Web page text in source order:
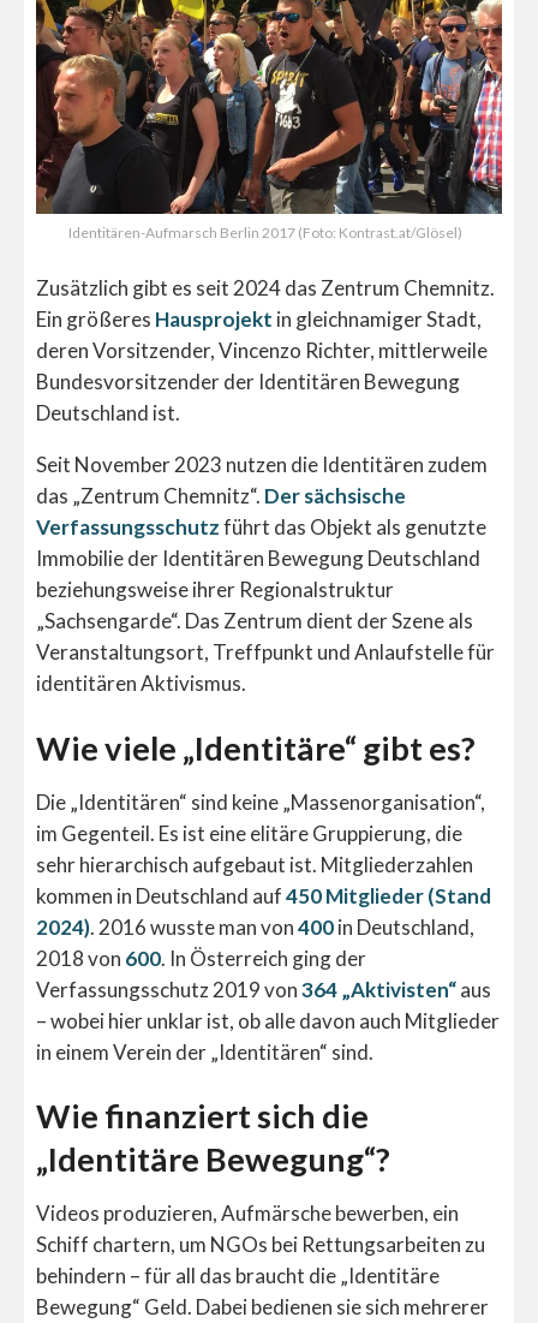
Identitären-Aufmarsch Berlin 2017 (Foto: Kontrast.at/Glösel)
Zusätzlich gibt es seit 2024 das Zentrum Chemnitz.
Ein größeres Hausprojekt in gleichnamiger Stadt,
deren Vorsitzender, Vincenzo Richter, mittlerweile
Bundesvorsitzender der Identitären Bewegung
Deutschland ist.
Seit November 2023 nutzen die Identitären zudem
das „Zentrum Chemnitz“. Der sächsische
Verfassungsschutzführt das Objekt als genutzte
Immobilie der Identitären Bewegung Deutschland
beziehungsweise ihrer Regionalstruktur
„Sachsengarde“. Das Zentrum dient der Szene als
Veranstaltungsort, Treffpunkt und Anlaufstelle für
identitären Aktivismus.
Wie viele „Identitäre“ gibt es?
Die „Identitären“ sind keine „Massenorganisation“,
im Gegenteil. Es ist eine elitäre Gruppierung, die
sehr hierarchisch aufgebaut ist. Mitgliederzahlen
kommen in Deutschland auf450 Mitglieder (Stand
2024). 2016 wusste man von400in Deutschland,
2018 von 600. In Österreich ging der
Verfassungsschutz 2019 von364 „Aktivisten“aus
– wobei hier unklar ist, ob alle davon auch Mitglieder
in einem Verein der „Identitären“ sind.
Wie finanziert sich die
„Identitäre Bewegung“?
Videos produzieren, Aufmärsche bewerben, ein
Schiff chartern, um NGOs bei Rettungsarbeiten zu
behindern – für all das braucht die „Identitäre
Bewegung“ Geld. Dabei bedienen sie sich mehrerer